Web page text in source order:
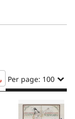
Per page: 100